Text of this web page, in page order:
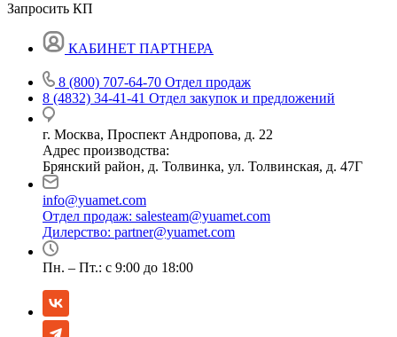
Запросить КП
КАБИНЕТ ПАРТНЕРА
8 (800) 707-64-70 Отдел продаж
8 (4832) 34-41-41 Отдел закупок и предложений
г. Москва, Проспект Андропова, д. 22
Адрес производства:
Брянский район, д. Толвинка, ул. Толвинская, д. 47Г
info@yuamet.com
Отдел продаж: salesteam@yuamet.com
Дилерство: partner@yuamet.com
Пн. – Пт.: с 9:00 до 18:00